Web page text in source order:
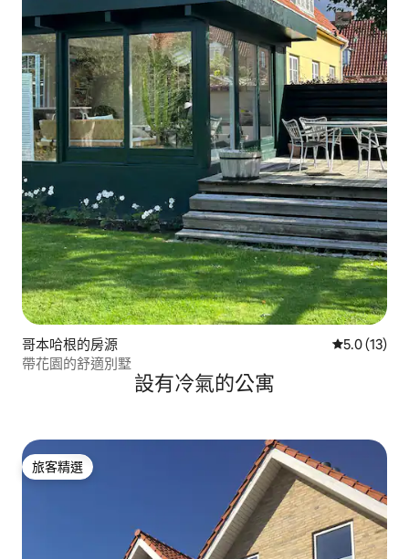
哥本哈根的房源 從 13 則評
5.0 (13)
帶花園的舒適別墅
設有冷氣的公寓
旅客精選
旅客精選